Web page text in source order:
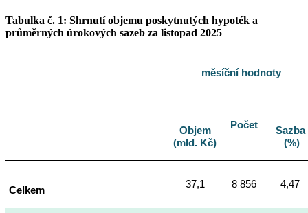
Tabulka č. 1: Shrnutí objemu poskytnutých hypoték a
průměrných úrokových sazeb za listopad 2025
měsíční hodnoty
Objem
(mld. Kč)
Počet
Sazba
(%)
Celkem
37,1 8 856 4,47